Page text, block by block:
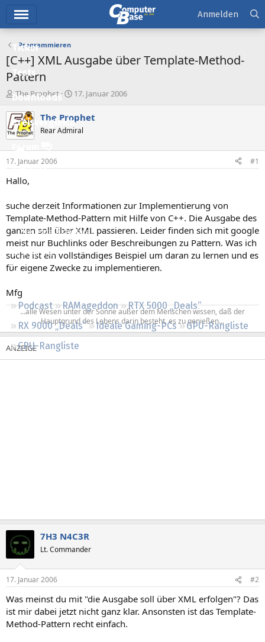
Ticker
Tests
Downloads
Preisvergleich
Forum
Aktuelles
Neue Beiträge
Neueste Aktivitäten
Leserartikel
Regeln
Podcast RAMageddon
RTX 5000 „Deals“
RX 9000 „Deals“
Ideale Gaming-PCs
GPU-Rangliste
CPU-Rangliste
Anmelden
Programmieren
[C++] XML Ausgabe über Template-Method-
Pattern
E
r
s
t
e
e
r
The Prophet
E
s
t
e
t
17. Januar 2006
The Prophet
Rear Admiral
17. Januar 2006 #1
Hallo,
suche derzeit Informationen zur Implementierung von
Template-Method-Pattern mit Hilfe von C++. Die Ausgabe des
ganzen soll über XML passieren. Leider finden sich mit google
meist nur Buchlinks oder Beschreibungen zu Pattern. Was ich
suche ist ein vollständiges Beispiel um daran zu lernen und es
für eigene Zwecke zu implementieren.
Mfg
...alle Wesen unter der Sonne außer dem Menschen wissen, daß der
Hauptgrund des Lebens darin besteht, es zu genießen...​
7H3 N4C3R
Lt. Commander
17. Januar 2006 #2
Was meinst du mit "die Ausgabe soll über XML erfolgen"? Das
ist mir dabei jetzt nicht ganz klar. Ansonsten ist das Template-
Method-Pattern recht einfach.